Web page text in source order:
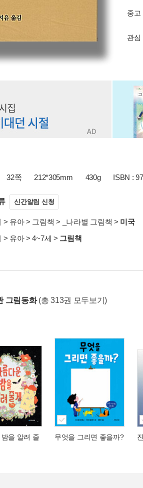
중고
관심
32쪽 212*305mm 430g ISBN :
신간알림 신청
> 유아> 그림책 > _나라별 그림책 > 미국
> 유아>4~7세 > 그림책
그림동화 (총 313권 모두보기)
을 알려 줄 무엇을 그리면 좋을까?